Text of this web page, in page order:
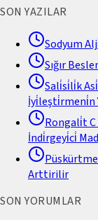
SON YAZILAR
Sodyum
Sığır
Sali̇si̇li̇k
İyi̇leşti̇rmeni̇n
Rongali̇t
İndi̇rgeyi̇ci̇
Arttirilir
SON YORUMLAR